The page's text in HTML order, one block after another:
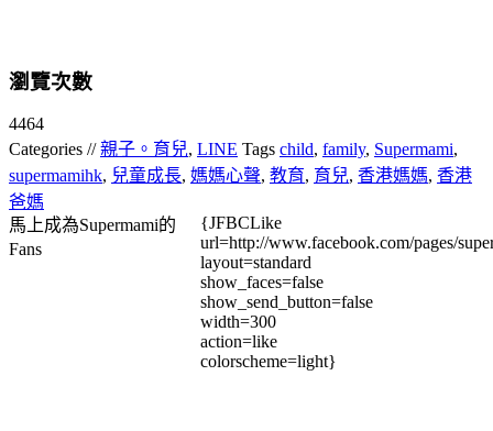
瀏覽次數
4464
Categories //親子。育兒, LINE Tags child, family, Supermami,
supermamihk, 兒童成長, 媽媽心聲, 教育, 育兒, 香港媽媽, 香港
爸媽
馬上成為Supermami的
Fans
{JFBCLike
url=http://www.facebook.com/pages/
layout=standard
show_faces=false
show_send_button=false
width=300
action=like
colorscheme=light}